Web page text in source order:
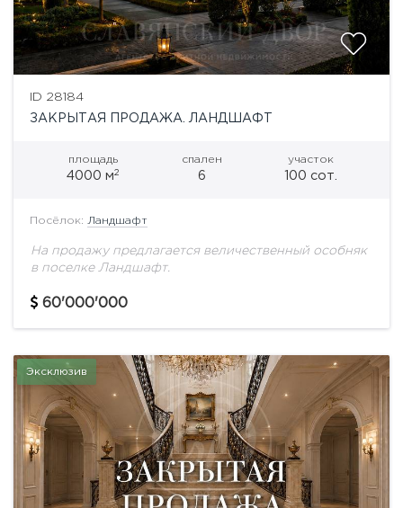
ID 28184
ЗАКРЫТАЯ ПРОДАЖА. ЛАНДШАФТ
площадь
4000 м2
спален
6
участок
100 сот.
Посёлок: Ландшафт
На продажу предлагается величественный особняк
в поселке Ландшафт.
60'000'000
Эксклюзив